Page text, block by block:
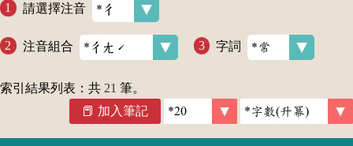
請選擇注音
注音組合 字詞
索引結果列表：共 21 筆。
加入筆記